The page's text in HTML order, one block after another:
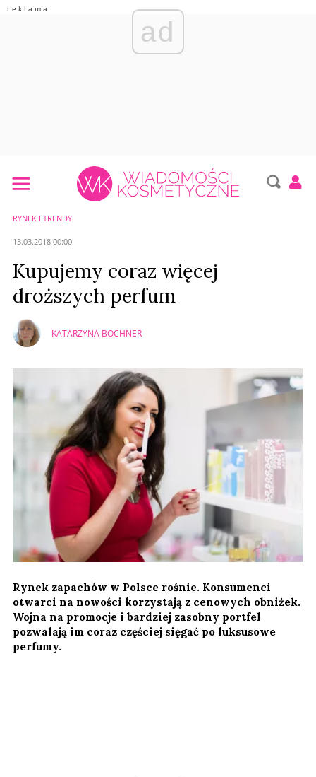
ad
RYNEK I TRENDY
13.03.2018 00:00
Kupujemy coraz więcej
droższych perfum
KATARZYNA BOCHNER
Rynek zapachów w Polsce rośnie. Konsumenci
otwarci na nowości korzystają z cenowych obniżek.
Wojna na promocje i bardziej zasobny portfel
pozwalają im coraz częściej sięgać po luksusowe
perfumy.